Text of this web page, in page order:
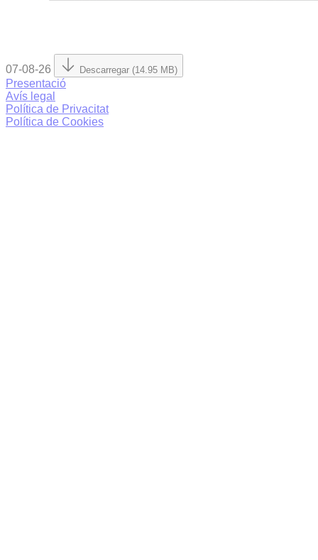
07-08-26 Descarregar (14.95 MB)
Presentació
Avís legal
Política de Privacitat
Política de Cookies